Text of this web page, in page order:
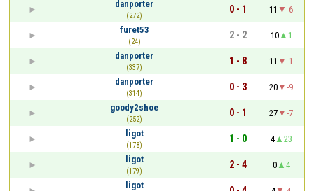
danporter
(272)
0 - 1 11
-6
furet53
(24)
2 - 2 10
1
danporter
(337)
1 - 8 11
-1
danporter
(314)
0 - 3 20
-9
goody2shoe
(252)
0 - 1 27
-7
ligot
(178)
1 - 0 4
23
ligot
(179)
2 - 4 0
4
ligot